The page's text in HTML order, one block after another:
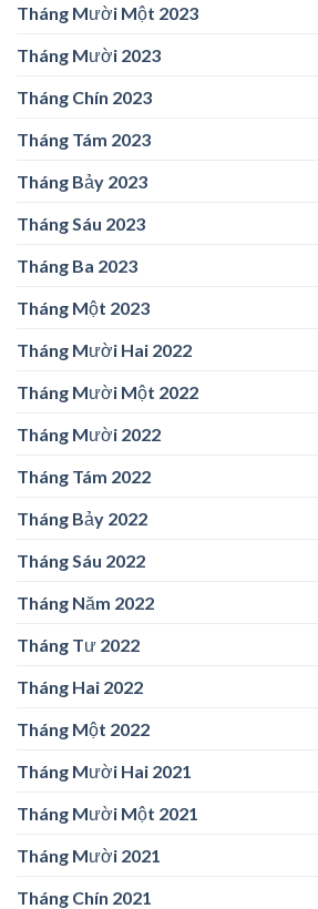
Tháng Mười Một 2023
Tháng Mười 2023
Tháng Chín 2023
Tháng Tám 2023
Tháng Bảy 2023
Tháng Sáu 2023
Tháng Ba 2023
Tháng Một 2023
Tháng Mười Hai 2022
Tháng Mười Một 2022
Tháng Mười 2022
Tháng Tám 2022
Tháng Bảy 2022
Tháng Sáu 2022
Tháng Năm 2022
Tháng Tư 2022
Tháng Hai 2022
Tháng Một 2022
Tháng Mười Hai 2021
Tháng Mười Một 2021
Tháng Mười 2021
Tháng Chín 2021